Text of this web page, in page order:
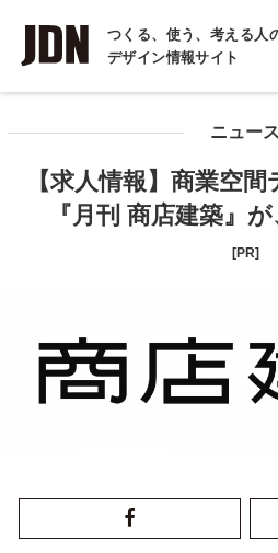
つくる、使う、考える人
デザイン情報サイト
INTERVIEW
インタビュー
COLUMN
ニュース
【求人情報】商業空
『月刊 商店建築』
[PR]